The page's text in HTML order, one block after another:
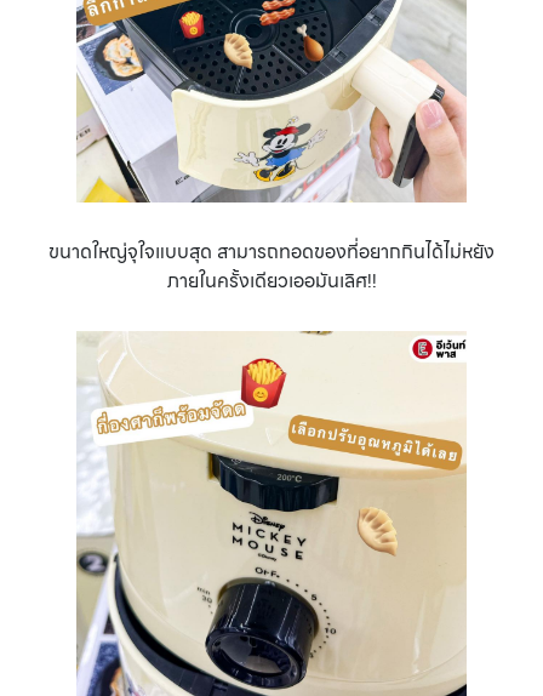
ขนาดใหญ่จุใจแบบสุด สามารถทอดของที่อยากกินได้ไม่หยัง
ภายในครั้งเดียวเออมันเลิศ!!